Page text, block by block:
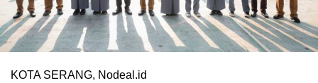
KOTA SERANG, Nodeal.id